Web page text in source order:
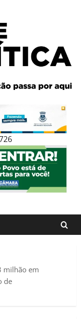
milhão em
de